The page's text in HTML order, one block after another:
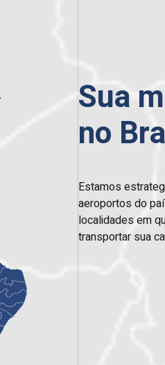
Sua
no
Estamos
aeroportos do
localidades em
transportar sua